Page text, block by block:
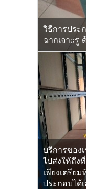
วิธีการประ
ฉากเจาะรู
บริการของ
ไปส่งให้ถึง
เพียงเตรีย
ประกอบได้